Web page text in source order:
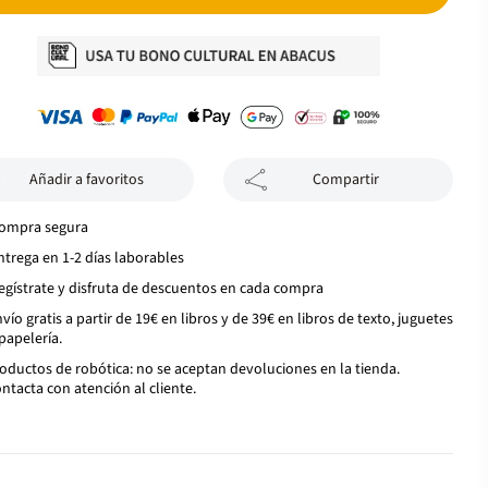
Añadir a favoritos Compartir
segura
en 1-2 días laborables
y disfruta de descuentos en cada compra
gratis a partir de 19€ en libros y de 39€ en libros de texto, juguetes
de robótica: no se aceptan devoluciones en la tienda.
con atención al cliente.